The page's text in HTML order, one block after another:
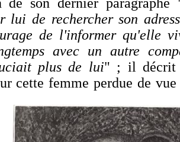
lui de rechercher son
de l'informer qu'elle
avec un autre
plus de lui" ; il décrit
cette femme perdue de